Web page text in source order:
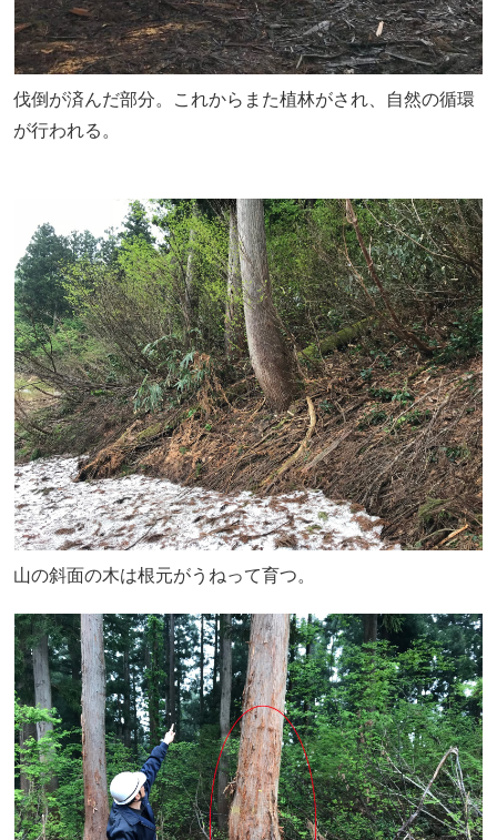
伐倒が済んだ部分。これからまた植林がされ、自然の循環
が行われる。
山の斜面の木は根元がうねって育つ。